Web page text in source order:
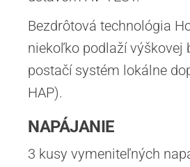
Bezdrôtová technológia
niekoľko podlaží výškovej
postačí systém lokálne
HAP).
NAPÁJANIE
3 kusy vymeniteľných